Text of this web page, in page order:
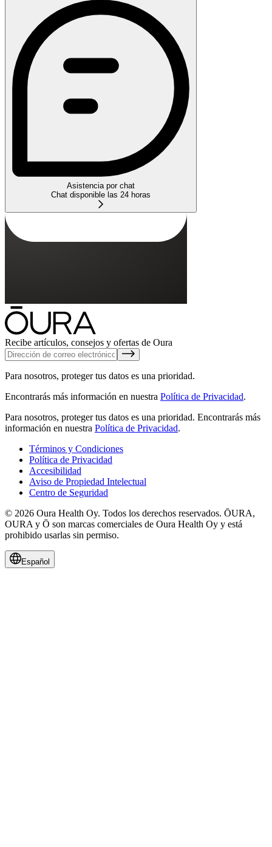
Asistencia por chat
Chat disponible las 24 horas
Recibe artículos, consejos y ofertas de Oura
Para nosotros, proteger tus datos es una prioridad.
Encontrarás más información en nuestra Política de Privacidad.
Para nosotros, proteger tus datos es una prioridad. Encontrarás más
información en nuestra Política de Privacidad.
Términos y Condiciones
Política de Privacidad
Accesibilidad
Aviso de Propiedad Intelectual
Centro de Seguridad
© 2026 Oura Health Oy. Todos los derechos reservados. ŌURA,
OURA y Ō son marcas comerciales de Oura Health Oy y está
prohibido usarlas sin permiso.
Español